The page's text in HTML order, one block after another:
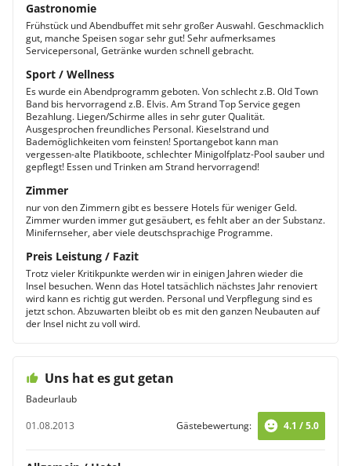
Gastronomie
Frühstück und Abendbuffet mit sehr großer Auswahl. Geschmacklich
gut, manche Speisen sogar sehr gut! Sehr aufmerksames
Servicepersonal, Getränke wurden schnell gebracht.
Sport / Wellness
Es wurde ein Abendprogramm geboten. Von schlecht z.B. Old Town
Band bis hervorragend z.B. Elvis. Am Strand Top Service gegen
Bezahlung. Liegen/Schirme alles in sehr guter Qualität.
Ausgesprochen freundliches Personal. Kieselstrand und
Bademöglichkeiten vom feinsten! Sportangebot kann man
vergessen-alte Platikboote, schlechter Minigolfplatz-Pool sauber und
gepflegt! Essen und Trinken am Strand hervorragend!
Zimmer
nur von den Zimmern gibt es bessere Hotels für weniger Geld.
Zimmer wurden immer gut gesäubert, es fehlt aber an der Substanz.
Minifernseher, aber viele deutschsprachige Programme.
Preis Leistung / Fazit
Trotz vieler Kritikpunkte werden wir in einigen Jahren wieder die
Insel besuchen. Wenn das Hotel tatsächlich nächstes Jahr renoviert
wird kann es richtig gut werden. Personal und Verpflegung sind es
jetzt schon. Abzuwarten bleibt ob es mit den ganzen Neubauten auf
der Insel nicht zu voll wird.
Uns hat es gut getan
Badeurlaub
01.08.2013
Gästebewertung: 4.1 / 5.0